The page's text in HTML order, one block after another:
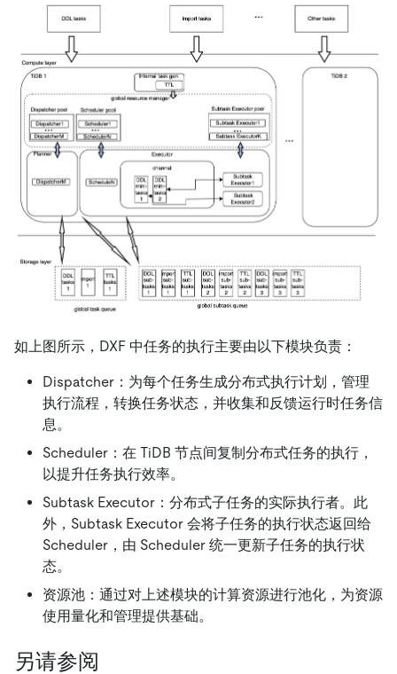
如上图所示，DXF 中任务的执行主要由以下模块负责：
Dispatcher：为每个任务生成分布式执行计划，管理
执行流程，转换任务状态，并收集和反馈运行时任务信
息。
Scheduler：在 TiDB 节点间复制分布式任务的执行，
以提升任务执行效率。
Subtask Executor：分布式子任务的实际执行者。此
外，Subtask Executor 会将子任务的执行状态返回给
Scheduler，由 Scheduler 统一更新子任务的执行状
态。
资源池：通过对上述模块的计算资源进行池化，为资源
使用量化和管理提供基础。
另请参阅